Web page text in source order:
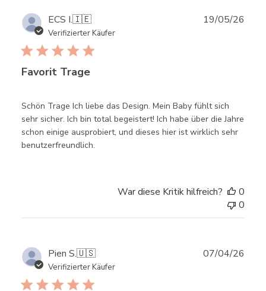
ECS I.🇮🇪
Verifizierter Käufer
Favorit Trage
Schön Trage Ich liebe das Design. Mein Baby fühlt sich
sehr sicher. Ich bin total begeistert! Ich habe über die Jahre
schon einige ausprobiert, und dieses hier ist wirklich sehr
benutzerfreundlich.
19/05/26
War diese Kritik hilfreich?
0
0
Pien S.🇺🇸
Verifizierter Käufer
07/04/26